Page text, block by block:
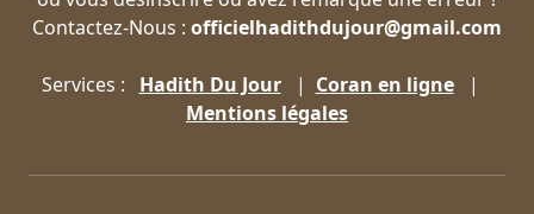
Contactez-Nous : officielhadithdujour@gmail.com
Services : Hadith Du Jour| Coran en ligne|
Mentions légales